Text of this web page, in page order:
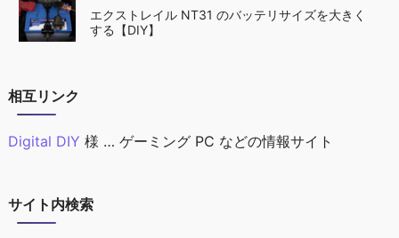
エクストレイル NT31 のバッテリサイズを大きく
する【DIY】
相互リンク
Digital DIY 様 … ゲーミング PC などの情報サイト
サイト内検索